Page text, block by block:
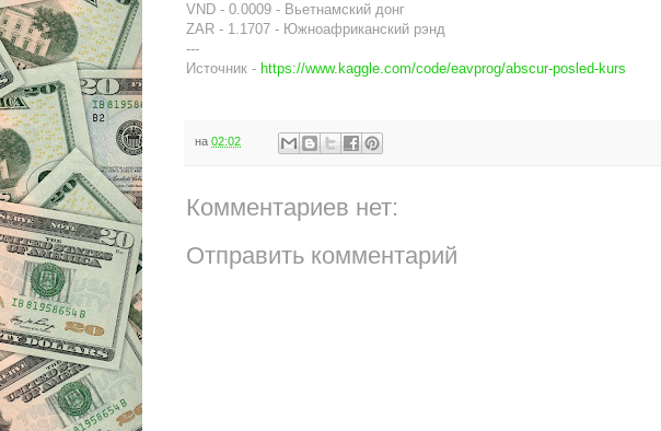
VND - 0.0009 - Вьетнамский донг
ZAR - 1.1707 - Южноафриканский рэнд
---
Источник - https://www.kaggle.com/code/eavprog/abscur-posled-kurs
на 02:02
Комментариев нет:
Отправить комментарий